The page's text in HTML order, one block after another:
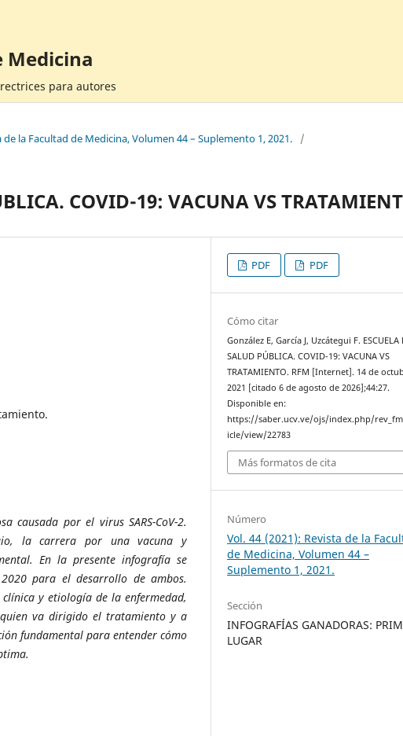
Medicina
para autores
de la Facultad de Medicina, Volumen 44 – Suplemento 1, 2021.
/
COVID-19: VACUNA VS
causada por el virus SARS-CoV-2.
la carrera por una vacuna y
En la presente infografía se
para el desarrollo de ambos.
y etiología de la enfermedad,
va dirigido el tratamiento y a
fundamental para entender cómo
PDF PDF
Cómo citar
González E, García J, Uzcátegui F. ESCUELA
SALUD PÚBLICA. COVID-19: VACUNA VS
TRATAMIENTO. RFM [Internet]. 14 de
2021 [citado 6 de agosto de 2026];44:27.
Disponible en:
https://saber.ucv.ve/ojs/index.php/
icle/view/22783
Más formatos de cita
Número
Vol. 44 (2021): Revista de la
de Medicina, Volumen 44 –
Suplemento 1, 2021.
Sección
INFOGRAFÍAS GANADORAS:
LUGAR